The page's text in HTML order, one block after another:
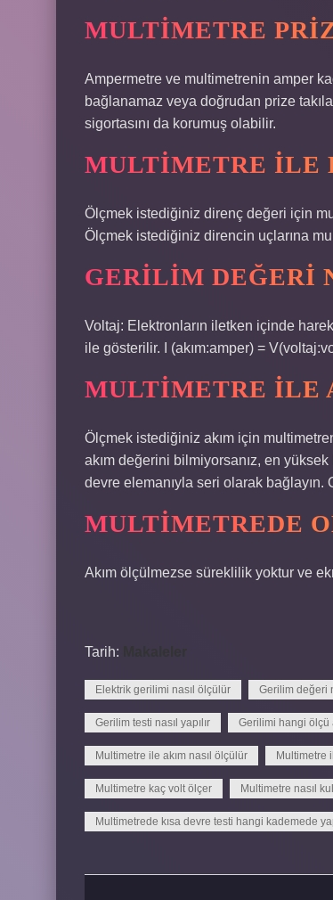
MULTIMETRE
Ampermetre ve multimetrenin amper
bağlanamaz veya doğrudan prize
sigortasını da korumuş olabilir.
MULTIMETRE ILE
Ölçmek istediğiniz direnç değeri için
Ölçmek istediğiniz direncin uçlarına
GERILIM DEĞERI
Voltaj: Elektronların iletken içinde
ile gösterilir. I (akım:amper) =
MULTIMETRE ILE
Ölçmek istediğiniz akım için
akım değerini bilmiyorsanız, en
devre elemanıyla seri olarak
MULTIMETREDE
Akım ölçülmezse süreklilik yoktur ve
Tarih: Makaleler
Elektrik gerilimi nasıl ölçülür Gerilim değeri
Gerilim testi nasıl yapılır Gerilimi hangi ölçü
Multimetre ile akım nasıl ölçülür Multimetre
Multimetre kaç volt ölçer Multimetre nasıl
Multimetrede kısa devre testi hangi kademede